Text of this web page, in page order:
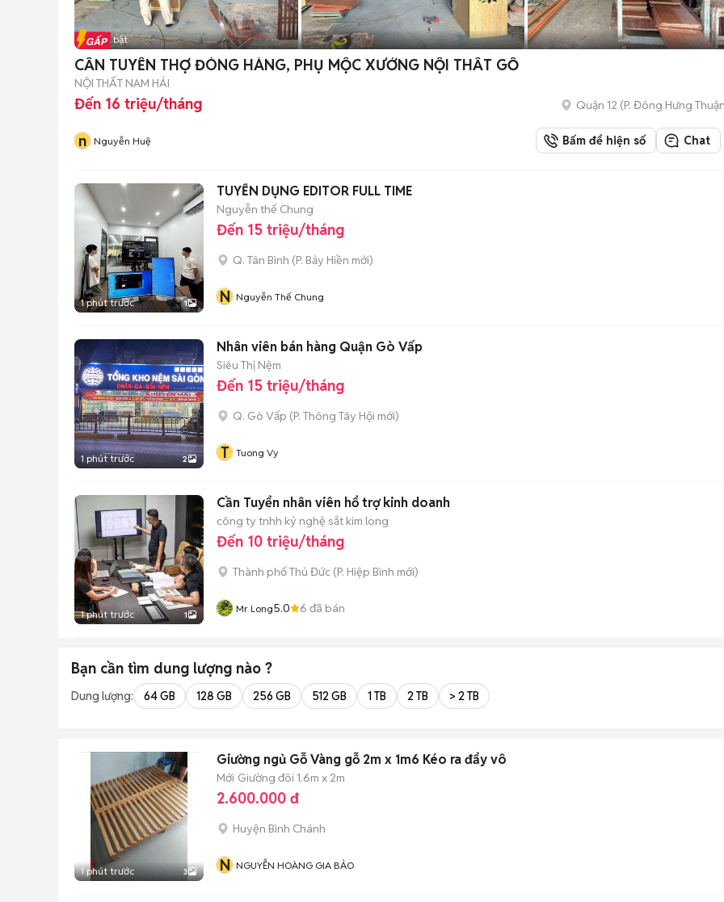
Tin nổi bật
CẦN TUYỂN THỢ ĐÓNG HÀNG, PHỤ MỘC XƯỞNG NỘI THẤT GỖ
NỘI THẤT NAM HẢI
Đến 16 triệu/tháng Quận 12 (P. Đông Hưng
n Nguyễn Huệ Bấm để hiện số Chat
1 phút trước 1
TUYỂN DỤNG EDITOR FULL TIME
Nguyễn thế Chung
Đến 15 triệu/tháng
Q. Tân Bình (P. Bảy Hiền mới)
N Nguyễn Thế Chung
1 phút trước 2
Nhân viên bán hàng Quận Gò Vấp
Siêu Thị Nệm
Đến 15 triệu/tháng
Q. Gò Vấp (P. Thông Tây Hội mới)
T Tuong Vy
1 phút trước 1
Cần Tuyển nhân viên hổ trợ kinh doanh
công ty tnhh kỷ nghệ sắt kim long
Đến 10 triệu/tháng
Thành phố Thủ Đức (P. Hiệp Bình mới)
Mr Long5.0 6 đã bán
Bạn cần tìm dung lượng nào ?
Dung lượng: 64 GB 128 GB 256 GB 512 GB 1 TB 2 TB > 2 TB
1 phút trước 3
Giường ngủ Gỗ Vàng gỗ 2m x 1m6 Kéo ra đẩy vô
Mới Giường đôi 1.6m x 2m
2.600.000 đ
Huyện Bình Chánh
N NGUYỄN HOÀNG GIA BẢO